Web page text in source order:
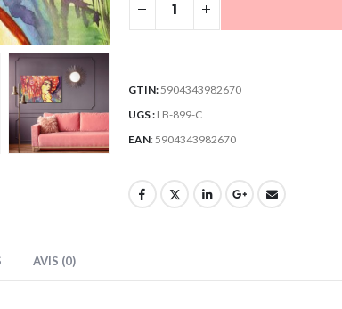
GTIN: 5904343982670
UGS : LB-899-C
EAN: 5904343982670
AVIS (0)